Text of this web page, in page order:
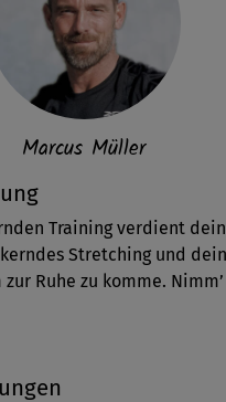
Training verdient
Stretching und
Ruhe zu komme.
und genieße die
sich richtig anfühlt.
Marcus Müller